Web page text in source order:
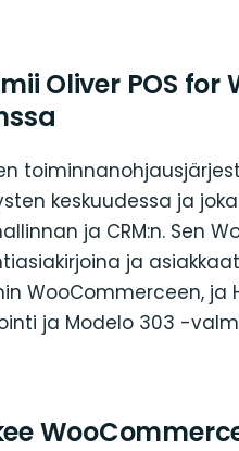
Oliver POS for
keskuudessa ja
ja CRM:n. Sen
ja
WooCommerceen, ja
ja Modelo 303 -